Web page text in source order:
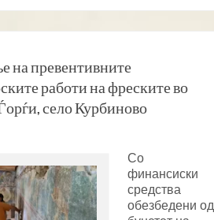
на превентивните
работи на фреските во
село Курбиново
Со
финансиски
средства
обезбедени од